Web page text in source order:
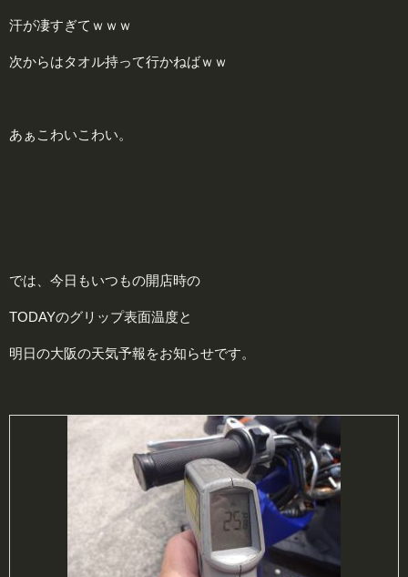
汗が凄すぎてｗｗｗ
次からはタオル持って行かねばｗｗ
あぁこわいこわい。
では、今日もいつもの開店時の
TODAYのグリップ表面温度と
明日の大阪の天気予報をお知らせです。